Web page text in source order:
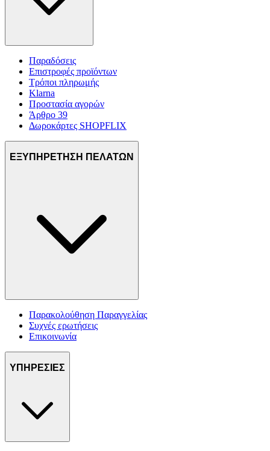
μας και την ανάπτυξη προϊόντων. Επίσης, κοινοποιούμε
δικτύωσης, διαφημίσεων και ανάλυσης.
Παραδόσεις
Επιστροφές προϊόντων
Τρόποι πληρωμής
Klarna
Προστασία αγορών
Άρθρο 39
Δωροκάρτες SHOPFLIX
ΕΞΥΠΗΡΕΤΗΣΗ ΠΕΛΑΤΩΝ
Παρακολούθηση Παραγγελίας
Συχνές ερωτήσεις
Επικοινωνία
ΥΠΗΡΕΣΙΕΣ